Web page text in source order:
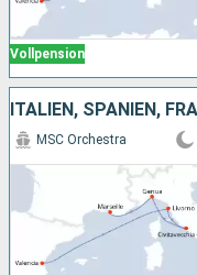
Vollpension
ITALIEN, SPANIEN,
MSC Orchestra